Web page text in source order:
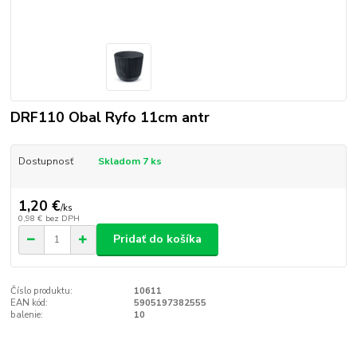
DRF110 Obal Ryfo 11cm antr
Dostupnosť Skladom 7 ks
1,20 €/ks
0,98 € bez DPH
Pridať do košíka
Číslo produktu:
10611
EAN kód:
5905197382555
balenie:
10